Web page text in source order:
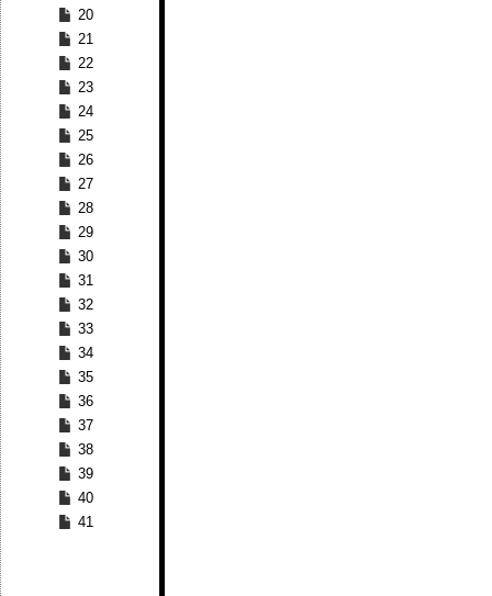
20
21
22
23
24
25
26
27
28
29
30
31
32
33
34
35
36
37
38
39
40
41